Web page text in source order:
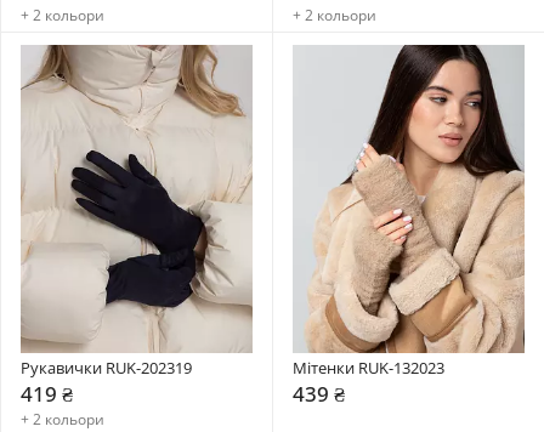
+ 2 кольори + 2 кольори
Рукавички RUK-202319
419 ₴
+ 2 кольори
Мітенки RUK-132023
439 ₴